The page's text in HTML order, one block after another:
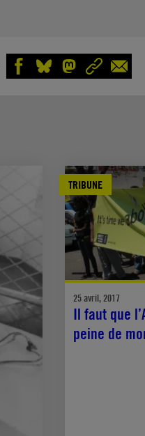
TRIBUNE
25 avril, 2017
Il faut que
peine de